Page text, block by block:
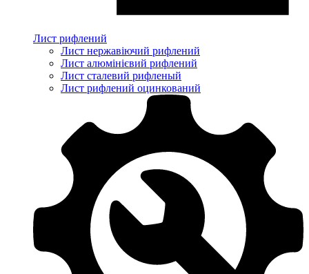
Лист рифлений
Лист нержавіючий рифлений
Лист алюмінієвий рифлений
Лист сталевий рифленый
Лист рифлений оцинкований